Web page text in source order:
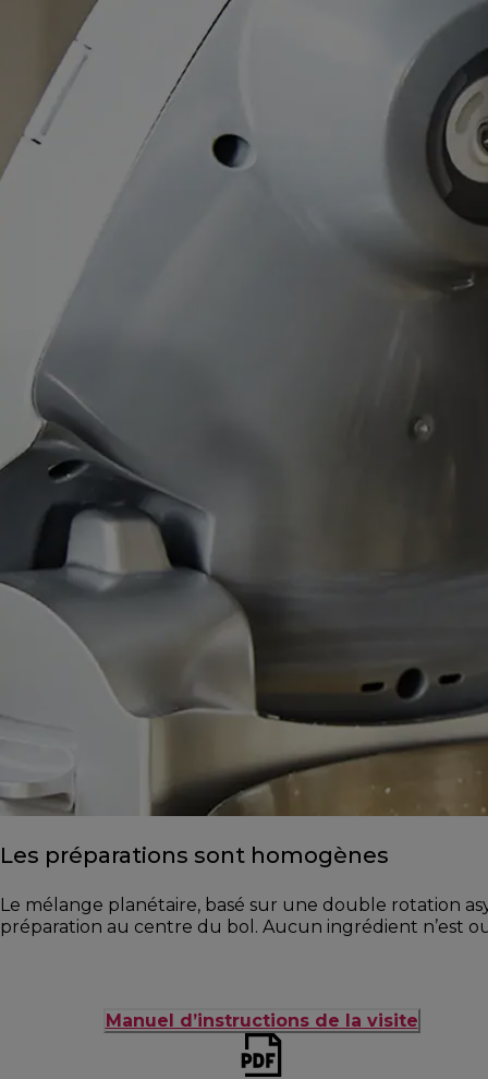
Les préparations sont homogènes
Le mélange planétaire, basé sur une double rotation
préparation au centre du bol. Aucun ingrédient n’est
Manuel d’instructions de la visite